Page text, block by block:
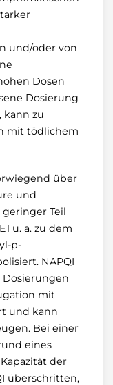
und/oder von
Dosen
Dosierung
kann zu
mit tödlichem
über
und
Teil
u. a. zu dem
p-
NAPQI
mit
und kann
Bei einer
eines
der
überschritten,